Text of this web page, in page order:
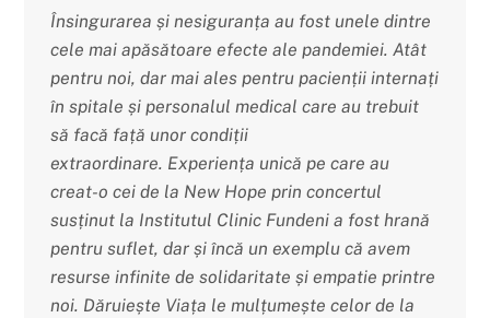
Însingurarea și nesiguranța au fost unele dintre
cele mai apăsătoare efecte ale pandemiei. Atât
pentru noi, dar mai ales pentru pacienții internați
în spitale și personalul medical care au trebuit
să facă față unor condiții
extraordinare. Experiența unică pe care au
creat-o cei de la New Hope prin concertul
susținut la Institutul Clinic Fundeni a fost hrană
pentru suflet, dar și încă un exemplu că avem
resurse infinite de solidaritate și empatie printre
noi. Dăruiește Viața le mulțumește celor de la